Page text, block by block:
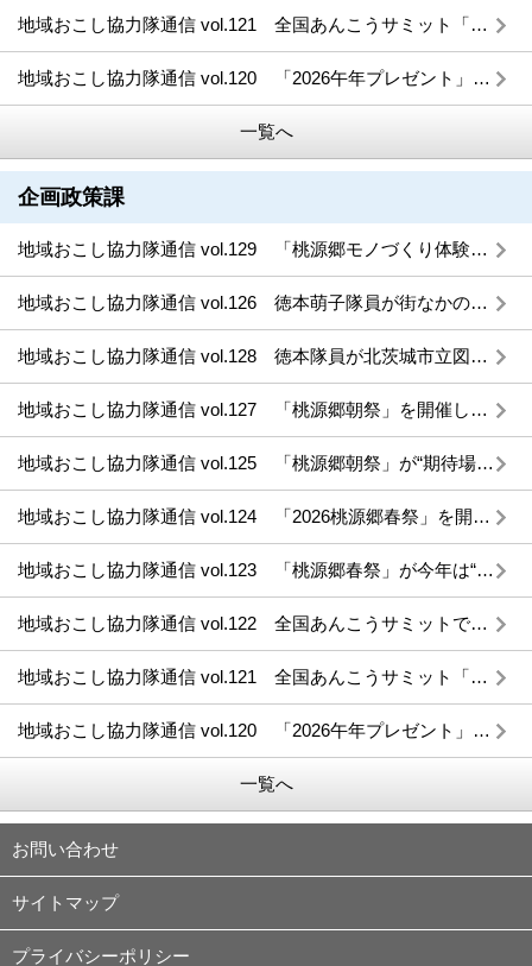
地域おこし協力隊通信 vol.121 全国あんこうサミット「作品展示・ライブドローイング」と「あんこうを使った版画のワークショップ」について
地域おこし協力隊通信 vol.120 「2026午年プレゼント」企画のお知らせ！
一覧へ
企画政策課
地域おこし協力隊通信 vol.129 「桃源郷モノづくり体験」が“期待場”で開催されます！
地域おこし協力隊通信 vol.126 徳本萌子隊員が街なかの窓をギャラリーに変えます〜まちなかウィンドウギャラリー
地域おこし協力隊通信 vol.128 徳本隊員が北茨城市立図書館でワークショップを開催 シルクスクリーンを使ってトートバッグを作成しました！
地域おこし協力隊通信 vol.127 「桃源郷朝祭」を開催しました！
地域おこし協力隊通信 vol.125 「桃源郷朝祭」が“期待場”で開催されます！
地域おこし協力隊通信 vol.124 「2026桃源郷春祭」を開催しました！
地域おこし協力隊通信 vol.123 「桃源郷春祭」が今年は“期待場”で開催されます！
地域おこし協力隊通信 vol.122 全国あんこうサミットで「作品展示・ライブドローイング」と「あんこうを使った版画のワークショップ」を実施しました！
地域おこし協力隊通信 vol.121 全国あんこうサミット「作品展示・ライブドローイング」と「あんこうを使った版画のワークショップ」について
地域おこし協力隊通信 vol.120 「2026午年プレゼント」企画のお知らせ！
一覧へ
お問い合わせ
サイトマップ
プライバシーポリシー